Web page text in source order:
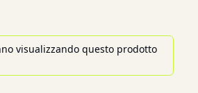
visualizzando questo prodotto